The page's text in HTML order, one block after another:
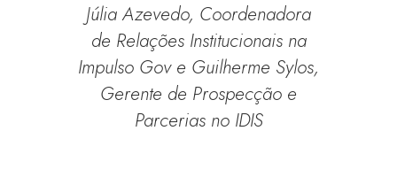
Júlia Azevedo, Coordenadora
de Relações Institucionais na
Impulso Gov e Guilherme Sylos,
Gerente de Prospecção e
Parcerias no IDIS